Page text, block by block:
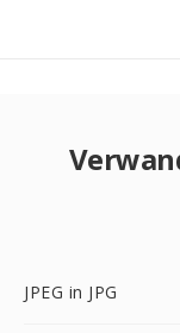
JPEG in JPG